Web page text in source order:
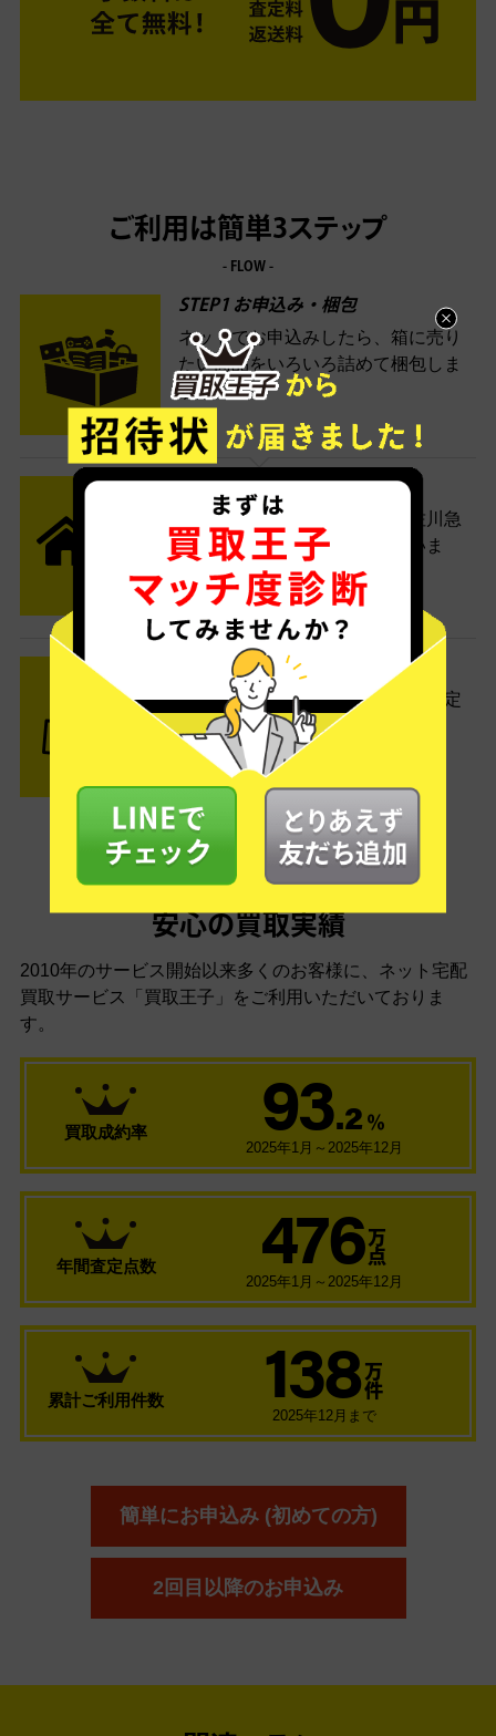
ご利用は簡単3ステップ
- FLOW -
STEP1 お申込み・梱包
ネットでお申込みしたら、箱に売り
たい商品をいろいろ詰めて梱包しま
す。
送料無料でご自宅から発送！佐川急
便がご自宅まで引き取りに伺いま
す。
STEP3 ご入金
査定結果はメールでお知らせ。査定
結果がOKなら金額をお支払い！
安心の買取実績
2010年のサービス開始以来多くのお客様に、 ネット宅配
買取サービス「買取王子」をご利用いただいておりま
す。
買取成約率 93.2 ％
2025年1月～2025年12月
年間査定点数 476 万
点
2025年1月～2025年12月
累計ご利用件数 138 万
件
2025年12月まで
簡単にお申込み (初めての方)
2回目以降のお申込み